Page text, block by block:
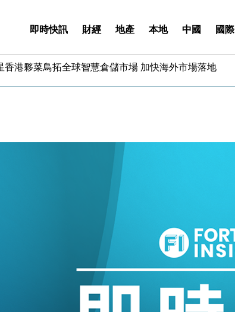
即時快訊 財經 地產 本地 中國 國際
香港夥菜鳥拓全球智慧倉儲市場 加快海外市場落地
店中期轉賺2300萬元 斥21億翻新香港及東京半島
普赴洛杉磯高球場活動前 男子攜槍彈被捕
界K11 9月升級會員制度 增鉑金卡級別鎖定高消費客群
6月零售額連升14個月 珠寶鐘錶銷售升勢最強
股自救後再出手 斥4億美元押注未上市公司
香港夥菜鳥拓全球智慧倉儲市場 加快海外市場落地
店中期轉賺2300萬元 斥21億翻新香港及東京半島
普赴洛杉磯高球場活動前 男子攜槍彈被捕
7月PMI回落至51 企業擴張放慢兼縮減人手
傳再籌逾360億美元 支援Anthropic租用Google晶片
務部擬擴大金屬關稅範圍 14類產品或加徵25%
界K11 9月升級會員制度 增鉑金卡級別鎖定高消費客群
6月零售額連升14個月 珠寶鐘錶銷售升勢最強